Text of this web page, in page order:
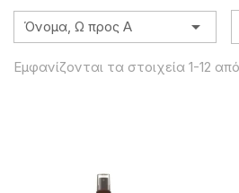
Όνομα, Ω προς Α 
Εμφανίζονται τα στοιχεία 1-12